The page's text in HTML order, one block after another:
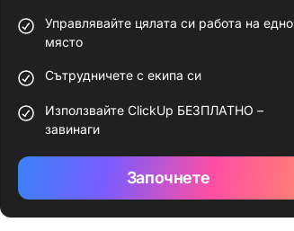
Управлявайте цялата си работа на едно
място
Сътрудничете с екипа си
Използвайте ClickUp БЕЗПЛАТНО –
завинаги
Започнете